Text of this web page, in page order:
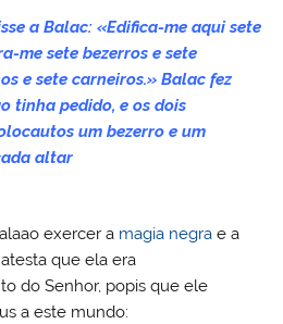
a Balac: «Edifica-me aqui sete
me sete bezerros e sete
e sete carneiros.» Balac fez
tinha pedido, e os dois
um bezerro e um
altar
exercer a magia negra e a
que ela era
do Senhor, popis que ele
a este mundo: